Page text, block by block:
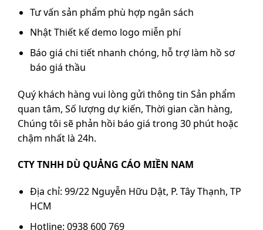
Tư vấn sản phẩm phù hợp ngân sách
Nhật Thiết kế demo logo miễn phí
Báo giá chi tiết nhanh chóng, hỗ trợ làm hồ sơ
báo giá thầu
Quý khách hàng vui lòng gửi thông tin Sản phẩm
quan tâm, Số lượng dự kiến, Thời gian cần hàng,
Chúng tôi sẽ phản hồi báo giá trong 30 phút hoặc
chậm nhất là 24h.
CTY TNHH DÙ QUẢNG CÁO MIỀN NAM
Địa chỉ: 99/22 Nguyễn Hữu Dật, P. Tây Thạnh, TP
HCM
Hotline: 0938 600 769‬